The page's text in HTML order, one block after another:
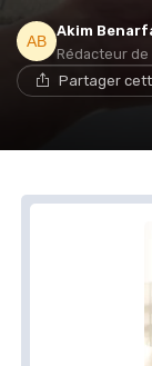
Akim
Rédacteur
Partager